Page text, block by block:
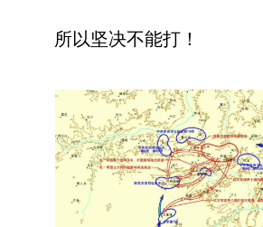
所以坚决不能打！